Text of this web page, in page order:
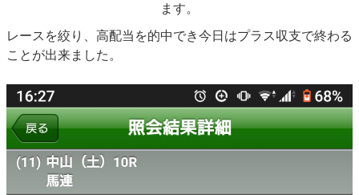
ます。
レースを絞り、高配当を的中でき今日はプラス収支で終わる
ことが出来ました。